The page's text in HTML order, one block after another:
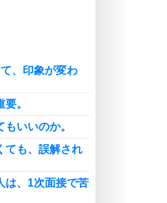
30の大切なこと
、印象が変わ
。
いいのか。
ても、誤解され
は、1次面接で苦